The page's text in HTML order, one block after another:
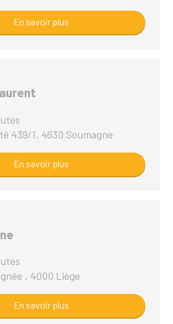
En savoir plus
439/1, 4630 Soumagne
En savoir plus
, 4000 Liège
En savoir plus